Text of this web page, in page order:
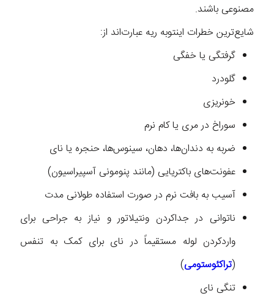
مصنوعی باشند.
شایع‌ترین خطرات اینتوبه ریه عبارت‌اند از:
گرفتگی یا خفگی
گلودرد
خونریزی
سوراخ در مری یا کام نرم
ضربه به دندان‌ها، دهان، سینوس‌ها، حنجره یا نای
عفونت‌های باکتریایی (مانند پنومونی آسپیراسیون)
آسیب به بافت نرم در صورت استفاده طولانی مدت
ناتوانی در جداکردن ونتیلاتور و نیاز به جراحی برای
واردکردن لوله مستقیماً در نای برای کمک به تنفس
(تراکئوستومی)
تنگی نای